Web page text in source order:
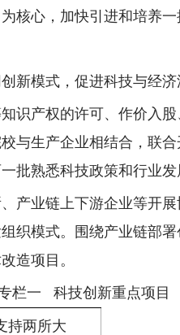
核心，加快引进和培养
模式，促进科技与经济
识产权的许可、作价入
与生产企业相结合，联
批熟悉科技政策和行业
产业链上下游企业等开
织模式。围绕产业链部
造项目。
栏一 科技创新重点项目
持两所大